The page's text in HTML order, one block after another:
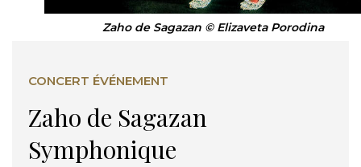
Zaho de Sagazan © Elizaveta Porodina
Zaho de Sagazan
Symphonique
CONCERT ÉVÉNEMENT